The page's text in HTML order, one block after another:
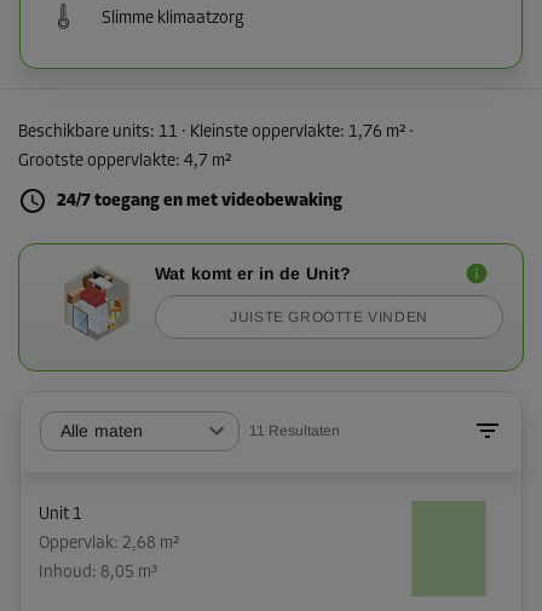
Slimme klimaatzorg
Beschikbare units: 11 · Kleinste oppervlakte: 1,76 m² ·
Grootste oppervlakte: 4,7 m²
24/7 toegang en met videobewaking
Wat komt er in de Unit?
JUISTE GROOTTE VINDEN
Alle maten 11 Resultaten
Unit 1
Oppervlak: 2,68 m²
Inhoud: 8,05 m³